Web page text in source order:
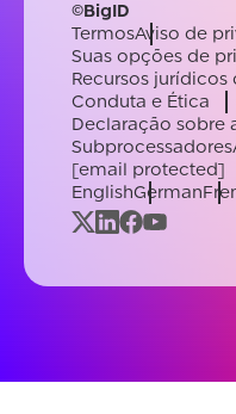
©BigID
TermosAviso de
Suas opções de
Recursos jurídicos
Conduta e Ética
Declaração sobre
Subprocessadores
[email protected]
EnglishGerman